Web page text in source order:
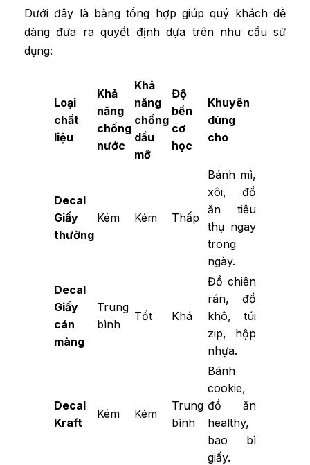
Dưới đây là bảng tổng hợp giúp quý khách dễ
dàng đưa ra quyết định dựa trên nhu cầu sử
dụng:
Loại
chất
liệu
Khả
năng
chống
nước
Khả
năng
chống
dầu
mỡ
Độ
bền
cơ
học
Khuyên
dùng
cho
Decal
Giấy
thường
Kém Kém Thấp
Bánh mì,
xôi, đồ
ăn tiêu
thụ ngay
trong
ngày.
Decal
Giấy
cán
màng
Trung
bình
Tốt Khá
Đồ chiên
rán, đồ
khô, túi
zip, hộp
nhựa.
Decal
Kraft
Kém Kém
Trung
bình
Bánh
cookie,
đồ ăn
healthy,
bao bì
giấy.